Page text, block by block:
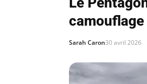
Sarah Caron30 avril 2026